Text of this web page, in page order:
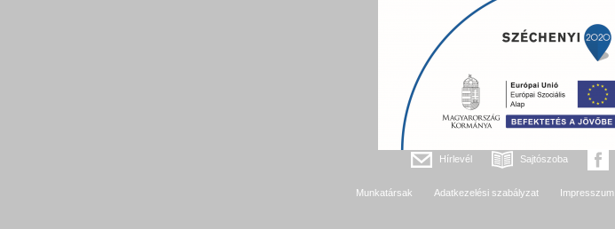
Hírlevél Sajtószoba
Munkatársak Adatkezelési szabályzat Impresszum